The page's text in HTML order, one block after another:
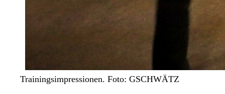
Trainingsimpressionen. Foto: GSCHWÄTZ